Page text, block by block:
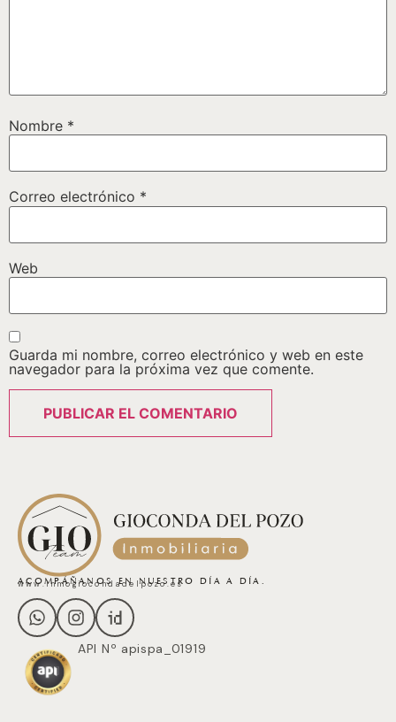
Nombre *
Correo electrónico *
Web
Guarda mi nombre, correo electrónico y web en este
navegador para la próxima vez que comente.
ACOMPÁÑANOS EN NUESTRO DÍA A DÍA.
www.inmogiocondadelpozo.es
API Nº apispa_01919